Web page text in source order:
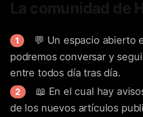
La comunidad de
💬 Un espacio abierto
podremos conversar y
entre todos día tras día.
📖 En el cual hay
de los nuevos artículos